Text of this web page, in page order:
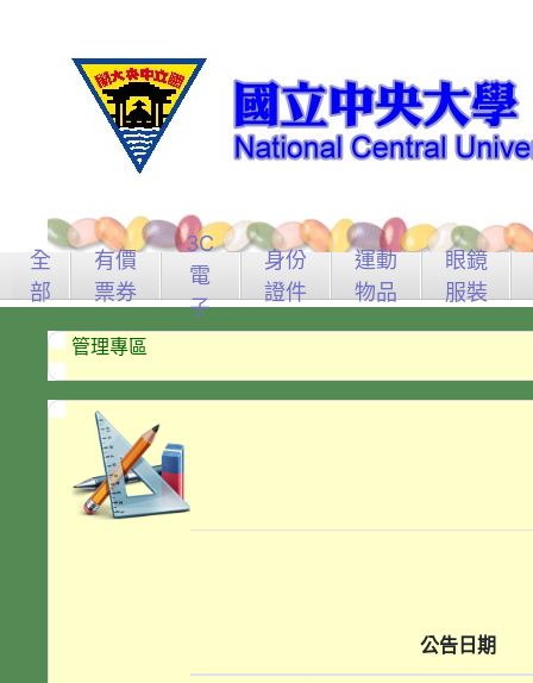
全
部
有價
票券
3C
電
子
身份
證件
運動
物品
眼鏡
服裝
管理專區
公告日期